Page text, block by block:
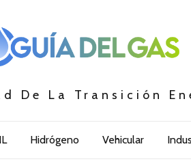
De La Transición
Hidrógeno Vehicular